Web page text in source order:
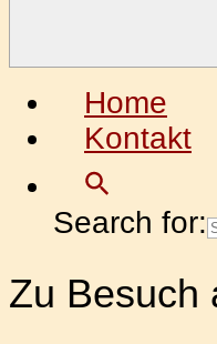
Home
Kontakt
Search for:
Zu Besuch